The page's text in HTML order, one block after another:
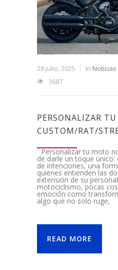
28 julio, 2025 In Noticias
3687
PERSONALIZAR
CUSTOM/RAT/
Personalizar tu moto
de darle un toque único:
de intenciones, una
quienes entienden las
extensión de su
motociclismo, pocas
emoción como
algo que no solo ruge,
READ MORE